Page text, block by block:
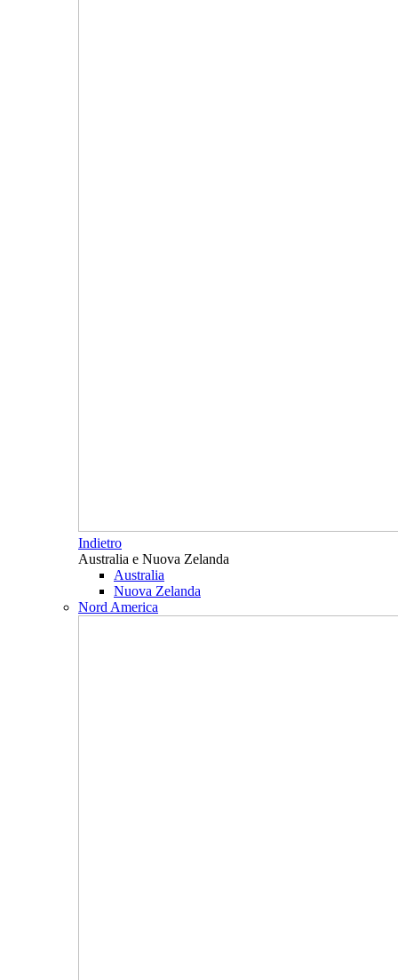
Indietro
Australia e Nuova Zelanda
Australia
Nuova Zelanda
Nord America